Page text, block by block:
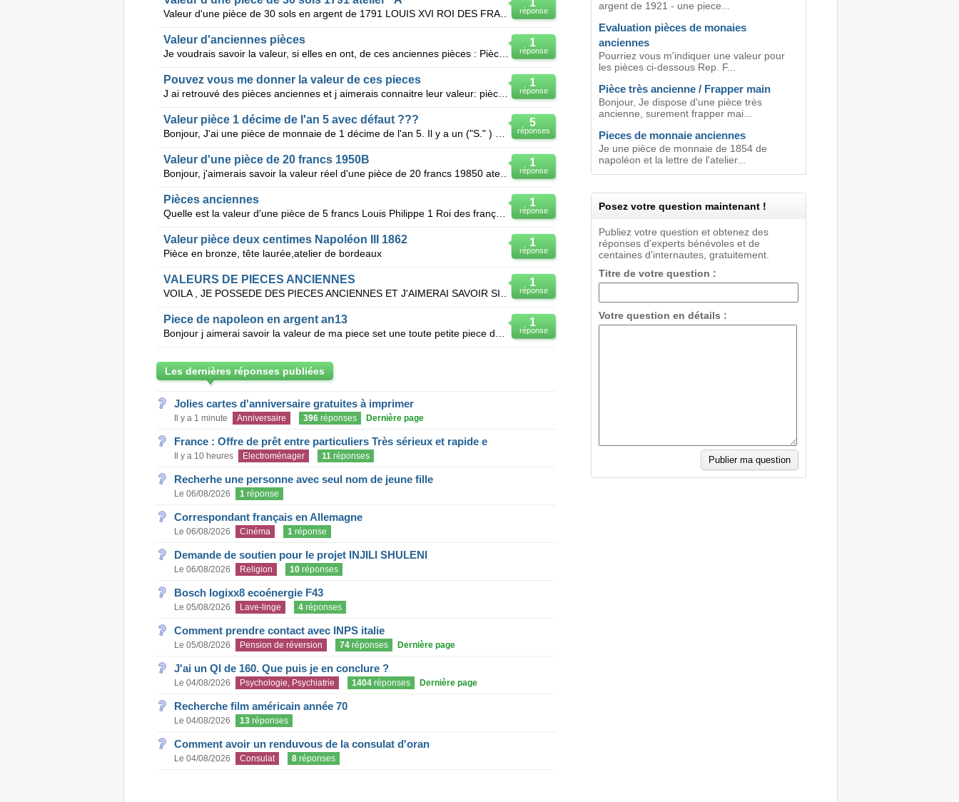
1
réponse
Valeur d'une pièce de 30 sols en argent de 1791 LOUIS XVI ROI DES FRANCOIS. pour le recto. REGNE D
1
réponse
Valeur d'anciennes pièces
Je voudrais savoir la valeur, si elles en ont, de ces anciennes pièces : Pièces de 5 francs : - 19
1
réponse
Pouvez vous me donner la valeur de ces pieces
J ai retrouvé des pièces anciennes et j aimerais connaitre leur valeur: pièce de 20 francs or génie
5
réponses
Valeur pièce 1 décime de l'an 5 avec défaut ???
1
réponse
Valeur d'une pièce de 20 francs 1950B
Bonjour, j'aimerais savoir la valeur réel d'une pièce de 20 francs 19850 atelier B
1
réponse
Pièces anciennes
Quelle est la valeur d'une pièce de 5 francs Louis Philippe 1 Roi des français de 1847 type DOMARD?
1
réponse
Valeur pièce deux centimes Napoléon III 1862
Pièce en bronze, tête laurée,atelier de bordeaux
1
réponse
VALEURS DE PIECES ANCIENNES
1
réponse
Piece de napoleon en argent an13
Les dernières réponses publiées
Jolies cartes d'anniversaire gratuites à imprimer
Il y a 1 minute Anniversaire 396réponses Dernière page
France : Offre de prêt entre particuliers Très sérieux et rapide e
Il y a 10 heures Electroménager 11réponses
Recherhe une personne avec seul nom de jeune fille
Le 06/08/2026 1réponse
Correspondant français en Allemagne
Le 06/08/2026 Cinéma 1réponse
Demande de soutien pour le projet INJILI SHULENI
Le 06/08/2026 Religion 10réponses
Bosch logixx8 ecoénergie F43
Le 05/08/2026 Lave-linge 4réponses
Comment prendre contact avec INPS italie
Le 05/08/2026 Pension de réversion 74réponses Dernière page
J'ai un QI de 160. Que puis je en conclure ?
Le 04/08/2026 Psychologie, Psychiatrie 1404réponses Dernière page
Recherche film américain année 70
Le 04/08/2026 13réponses
Comment avoir un renduvous de la consulat d'oran
Le 04/08/2026 Consulat 8réponses
argent de 1921 - une piece...
Evaluation pièces de monaies
anciennes
Pourriez vous m'indiquer une valeur pour
les pièces ci-dessous Rep. F...
Pièce très ancienne / Frapper main
Bonjour, Je dispose d'une pièce très
ancienne, surement frapper mai...
Pieces de monnaie anciennes
Je une pièce de monnaie de 1854 de
napoléon et la lettre de l'atelier...
Posez votre question maintenant !
Publiez votre question et obtenez des
réponses d'experts bénévoles et de
centaines d'internautes, gratuitement.
Titre de votre question :
Votre question en détails :